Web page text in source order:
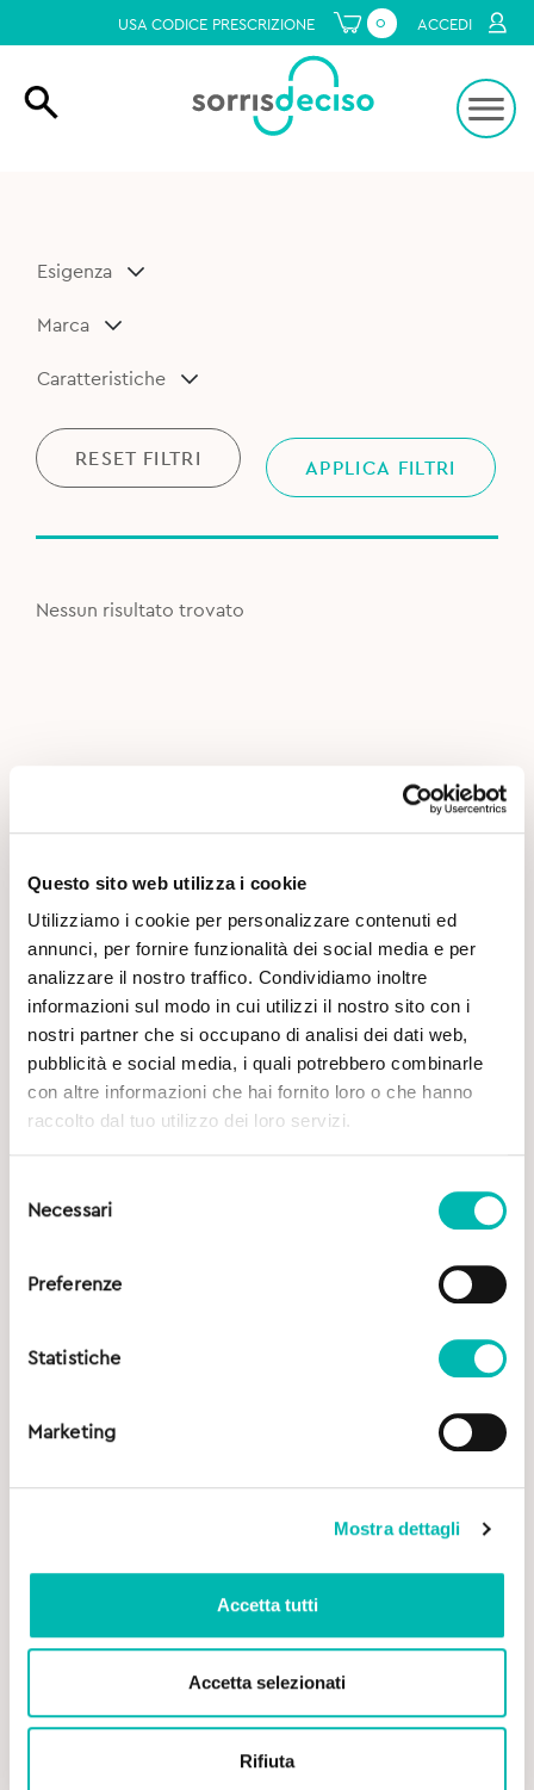
Questo sito web utilizza i cookie
Utilizziamo i cookie per personalizzare contenuti ed
annunci, per fornire funzionalità dei social media e per
analizzare il nostro traffico. Condividiamo inoltre
informazioni sul modo in cui utilizzi il nostro sito con i
nostri partner che si occupano di analisi dei dati web,
pubblicità e social media, i quali potrebbero combinarle
con altre informazioni che hai fornito loro o che hanno
raccolto dal tuo utilizzo dei loro servizi.
delNecessari
Preferenze
Statistiche
Marketing
Mostra dettagli
Accetta tutti
Accetta selezionati
Rifiuta
USA CODICE PRESCRIZIONE 0 ACCEDI
Esigenza
Marca
Caratteristiche
RESET FILTRI APPLICA FILTRI
Nessun risultato trovato